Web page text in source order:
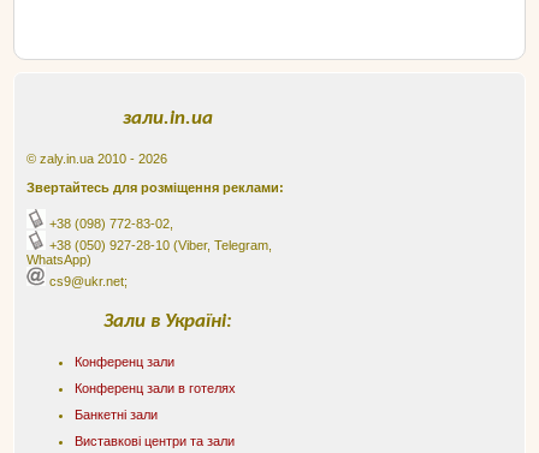
зали.in.ua
© zaly.in.ua 2010 - 2026
Звертайтесь для розміщення реклами:
+38 (098) 772-83-02,
+38 (050) 927-28-10 (Viber, Telegram,
WhatsApp)
cs9@ukr.net;
Зали в Україні:
Конференц зали
Конференц зали в готелях
Банкетні зали
Виставкові центри та зали